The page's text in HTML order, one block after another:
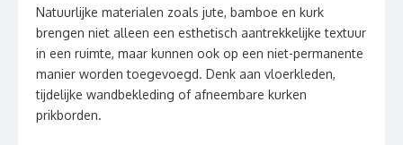
Natuurlijke materialen zoals jute, bamboe en kurk
brengen niet alleen een esthetisch aantrekkelijke textuur
in een ruimte, maar kunnen ook op een niet-permanente
manier worden toegevoegd. Denk aan vloerkleden,
tijdelijke wandbekleding of afneembare kurken
prikborden.